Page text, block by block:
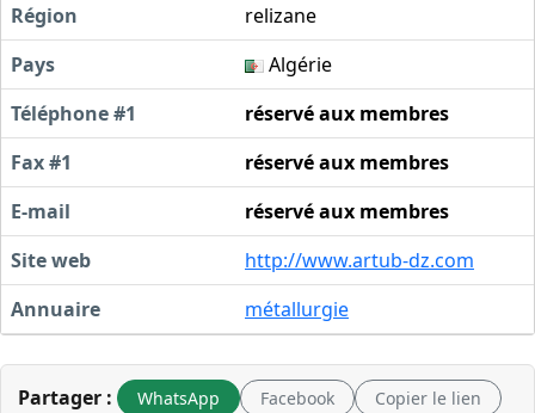
Région
relizane
Pays
Algérie
Téléphone #1
réservé aux membres
Fax #1
réservé aux membres
E-mail
réservé aux membres
Site web
http://www.artub-dz.com
Annuaire
métallurgie
Partager : WhatsApp Facebook Copier le lien